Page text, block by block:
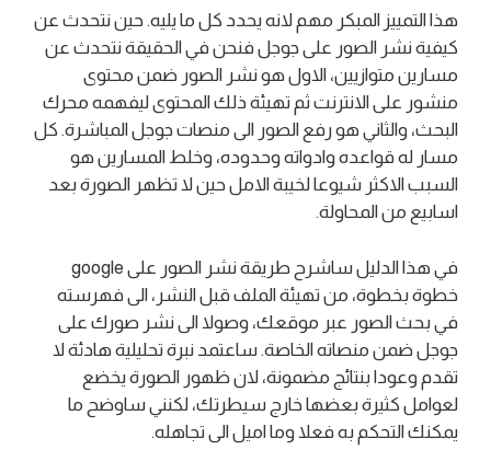
هذا التمييز المبكر مهم لانه يحدد كل ما يليه. حين نتحدث عن
كيفية نشر الصور على جوجل فنحن في الحقيقة نتحدث عن
مسارين متوازيين، الاول هو نشر الصور ضمن محتوى
منشور على الانترنت ثم تهيئة ذلك المحتوى ليفهمه محرك
البحث، والثاني هو رفع الصور الى منصات جوجل المباشرة. كل
مسار له قواعده وادواته وحدوده، وخلط المسارين هو
السبب الاكثر شيوعا لخيبة الامل حين لا تظهر الصورة بعد
اسابيع من المحاولة.
في هذا الدليل ساشرح طريقة نشر الصور على google
خطوة بخطوة، من تهيئة الملف قبل النشر، الى فهرسته
في بحث الصور عبر موقعك، وصولا الى نشر صورك على
جوجل ضمن منصاته الخاصة. ساعتمد نبرة تحليلية هادئة لا
تقدم وعودا بنتائج مضمونة، لان ظهور الصورة يخضع
لعوامل كثيرة بعضها خارج سيطرتك، لكنني ساوضح ما
يمكنك التحكم به فعلا وما اميل الى تجاهله.